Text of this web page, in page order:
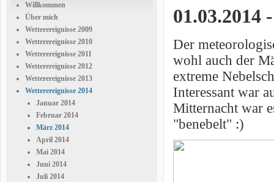
Willkommen
Über mich
Wetterereignisse 2009
Wetterereignisse 2010
Wetterereignisse 2011
Wetterereignisse 2012
Wetterereignisse 2013
Wetterereignisse 2014
Januar 2014
Februar 2014
März 2014
April 2014
Mai 2014
Juni 2014
Juli 2014
01.03.2014
Der
wohl auch der
extreme
Interessant war
Mitternacht war
"benebelt" :)